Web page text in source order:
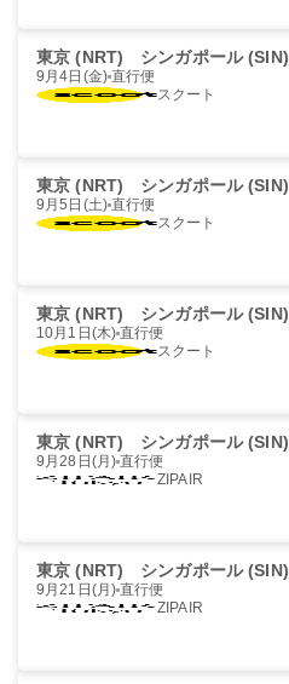
東京 (NRT) シンガポール (SIN)
9月4日(金) 直行便
スクート
東京 (NRT) シンガポール (SIN)
9月5日(土) 直行便
スクート
東京 (NRT) シンガポール (SIN)
10月1日(木) 直行便
スクート
東京 (NRT) シンガポール (SIN)
9月28日(月) 直行便
ZIPAIR
東京 (NRT) シンガポール (SIN)
9月21日(月) 直行便
ZIPAIR